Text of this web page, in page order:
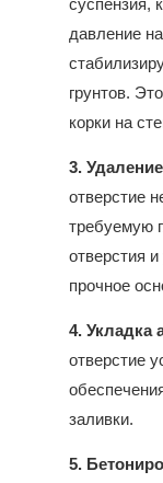
суспензия,
давление
грунтов.
корки на
3.
отверстие
требуемую
отверстия
прочное
4. Укладка
отверстие
заливки.
5.